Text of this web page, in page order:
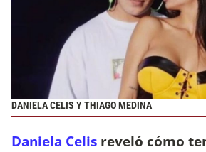
DANIELA CELIS Y THIAGO MEDINA
Daniela Celis reveló cómo